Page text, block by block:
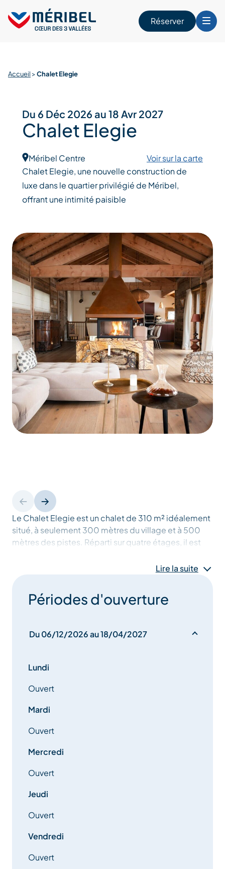
content
Réserver
Accueil >Chalet Elegie
Le Chalet Elegie est un chalet de 310 m² idéalement
situé, à seulement 300 mètres du village et à 500
mètres des pistes. Réparti sur quatre étages, il est
encadré de baies vitrées, offre une vue panoramique
bien-être du chalet, qui comprend une piscine à
une journée sur les pistes.
Lire la suite
Périodes d'ouverture
Du 06/12/2026 au 18/04/2027
Lundi
Ouvert
Mardi
Ouvert
Mercredi
Ouvert
Jeudi
Ouvert
Vendredi
Ouvert
Du 6 Déc 2026 au 18 Avr 2027
Chalet Elegie
Méribel Centre
Voir sur la carte
Chalet Elegie, une nouvelle construction de
luxe dans le quartier privilégié de Méribel,
offrant une intimité paisible